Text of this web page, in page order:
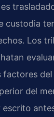
custodia
Los
factores del
del